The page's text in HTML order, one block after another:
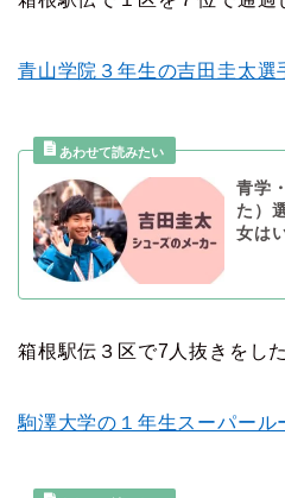
青山学院３年生の吉田圭太選
青学
た）
女は
箱根駅伝３区で7人抜きをし
駒澤大学の１年生スーパール